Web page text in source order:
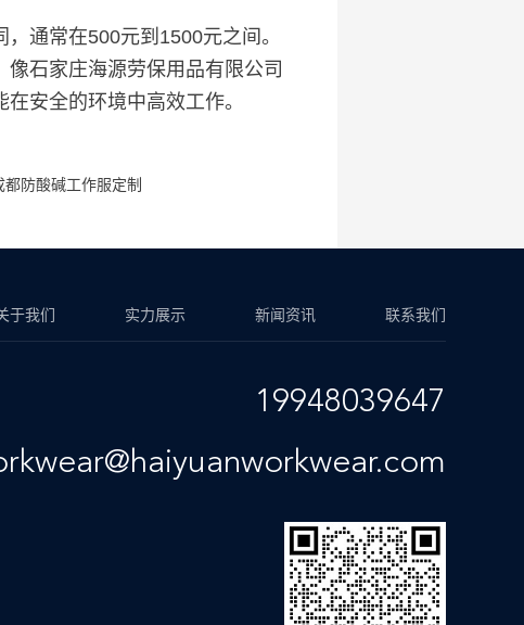
通常在500元到1500元之间。
石家庄海源劳保用品有限公司
安全的环境中高效工作。
都防酸碱工作服定制
于我们 实力展示 新闻资讯 联系我们
19948039647